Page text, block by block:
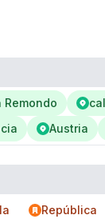
Remondo
Austria
República